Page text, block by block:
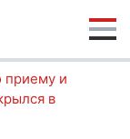
приему и
в